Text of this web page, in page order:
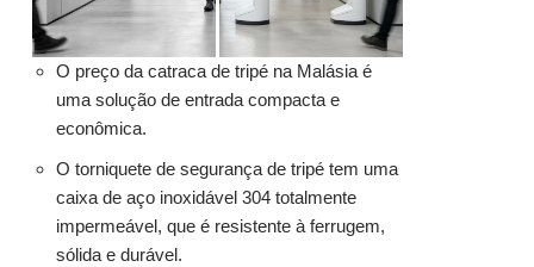
O preço da catraca de tripé na Malásia é
uma solução de entrada compacta e
econômica.
O torniquete de segurança de tripé tem uma
caixa de aço inoxidável 304 totalmente
impermeável, que é resistente à ferrugem,
sólida e durável.